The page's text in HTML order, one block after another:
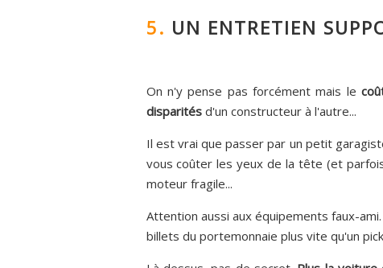
5. UN ENTRETIEN
On n'y pense pas forcément mais le
disparitésd'un constructeur à l'autre...
Il est vrai que passer par un petit
vous coûter les yeux de la tête (et
moteur fragile...
Attention aussi aux équipements faux-
billets du portemonnaie plus vite qu'un